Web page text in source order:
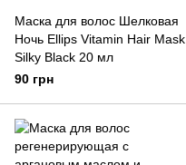
Маска для волос Шелковая
Ночь Ellips Vitamin Hair Mask
Silky Black 20 мл
90 грн